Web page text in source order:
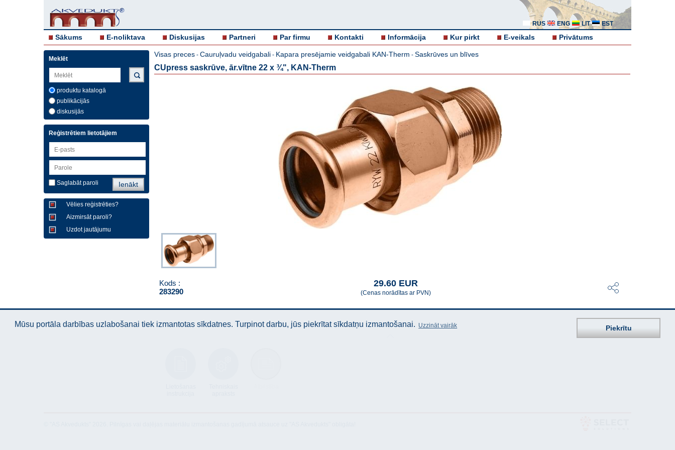
RUS ENG LIT EST
Sākums E-noliktava Diskusijas Partneri Par firmu Kontakti Informācija Kur pirkt E-veikals Privātums
Meklēt
produktu katalogā
publikācijās
diskusijās
Reģistrētiem lietotājiem
Saglabāt paroli
Vēlies reģistrēties?
Aizmirsāt paroli?
Uzdot jautājumu
Visas preces - Cauruļvadu veidgabali - Kapara presējamie veidgabali KAN-Therm - Saskrūves un blīves
CUpress saskrūve, ār.vītne 22 x ¾", KAN-Therm
Kods :
283290
29.60 EUR
(Cenas norādītas ar PVN)
Mūsu portāla darbības uzlabošanai tiek izmantotas sīkdatnes. Turpinot darbu, jūs piekrītat sīkdatņu izmantošanai. Uzzināt vairāk Piekrītu